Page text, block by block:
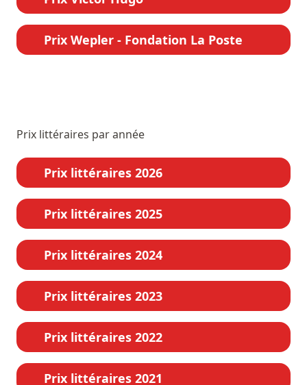
Prix Wepler - Fondation La Poste
Prix littéraires par année
Prix littéraires 2026
Prix littéraires 2025
Prix littéraires 2024
Prix littéraires 2023
Prix littéraires 2022
Prix littéraires 2021